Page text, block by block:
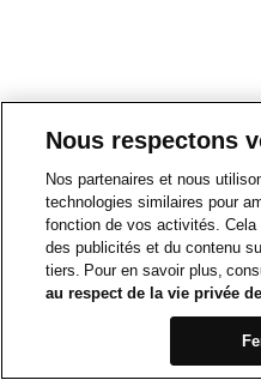
Nous respectons
Nos partenaires et nous
technologies similaires pour
fonction de vos activités.
des publicités et du contenu
tiers. Pour en savoir plus,
au respect de la vie privée